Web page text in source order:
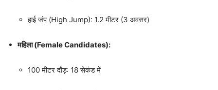
हाई जंप (High Jump): 1.2 मीटर (3 अवसर)
महिला (Female Candidates):
100 मीटर दौड़: 18 सेकंड में